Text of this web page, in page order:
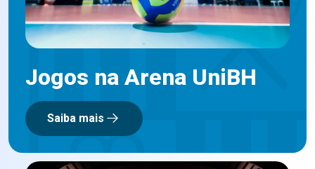
Jogos na Arena UniBH
Saiba mais